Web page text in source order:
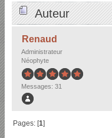
Auteur
Renaud
Administrateur
Néophyte
Messages: 31
Pages: [1]